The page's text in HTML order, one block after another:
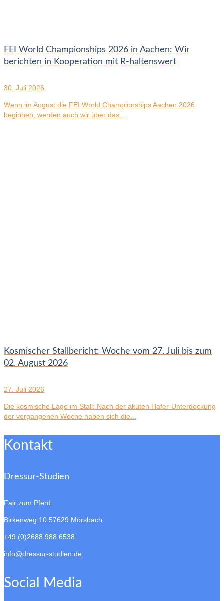
FEI World Championships 2026 in Aachen: Wir
berichten in Kooperation mit R-haltenswert
30. Juli 2026
Wenn im August die FEI World Championships Aachen 2026
beginnen, werden auch wir über das...
Kosmischer Stallbericht: Woche vom 27. Juli bis zum
02. August 2026
27. Juli 2026
Die kosmische Lage im Stall: Nach der akuten Hafer-Unterdeckung
der vergangenen Woche haben sich die...
Kontakt
Dressur-Studien
Fair zum Pferd
Birkenweg 10 57629 Mörsbach
+49 (0)2688 988 6538
info@dressur-studien.de
Social Media